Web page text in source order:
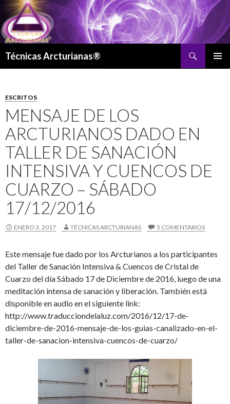
Técnicas Arcturianas®
ESCRITOS
MENSAJE DE LOS
ARCTURIANOS DADO EN
TALLER DE SANACIÓN
INTENSIVA Y CUENCOS DE
CUARZO – SÁBADO
17/12/2016
ENERO 3, 2017 TÉCNICAS ARCTURIANAS 5 COMENTARIOS
Este mensaje fue dado por los Arcturianos a los participantes
del Taller de Sanación Intensiva & Cuencos de Cristal de
Cuarzo del día Sábado 17 de Diciembre de 2016, luego de una
meditación intensa de sanación y liberación. También está
disponible en audio en el siguiente link:
http://www.traducciondelaluz.com/2016/12/17-de-
diciembre-de-2016-mensaje-de-los-guias-canalizado-en-el-
taller-de-sanacion-intensiva-cuencos-de-cuarzo/